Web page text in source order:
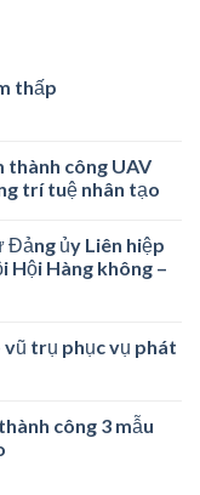
thấp
thành công UAV
trí tuệ nhân tạo
Đảng ủy Liên hiệp
Hội Hàng không –
vũ trụ phục vụ phát
công 3 mẫu